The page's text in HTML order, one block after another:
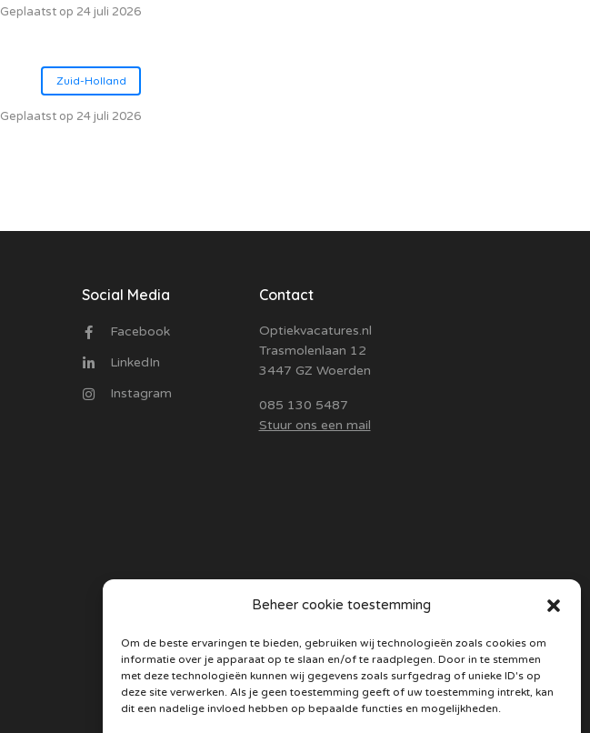
Beheer cookie toestemming
Om de beste ervaringen te bieden, gebruiken wij technologieën zoals cookies om
informatie over je apparaat op te slaan en/of te raadplegen. Door in te stemmen
met deze technologieën kunnen wij gegevens zoals surfgedrag of unieke ID's op
deze site verwerken. Als je geen toestemming geeft of uw toestemming intrekt, kan
dit een nadelige invloed hebben op bepaalde functies en mogelijkheden.
Geplaatst op 24 juli 2026
Zuid-Holland
Geplaatst op 24 juli 2026
Social Media
Facebook
LinkedIn
Instagram
Contact
Optiekvacatures.nl
Trasmolenlaan 12
3447 GZ Woerden
085 130 5487
Stuur ons een mail